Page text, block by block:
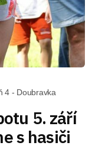
4 - Doubravka
5. září
s hasiči